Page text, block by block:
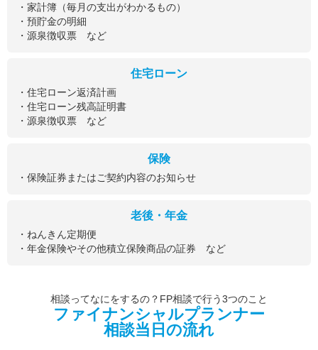
・家計簿（毎月の支出がわかるもの）
・預貯金の明細
・源泉徴収票 など
住宅ローン
・住宅ローン返済計画
・住宅ローン残高証明書
・源泉徴収票 など
保険
・保険証券またはご契約内容のお知らせ
老後・年金
・ねんきん定期便
・年金保険やその他積立保険商品の証券 など
相談ってなにをするの？FP相談で行う3つのこと
ファイナンシャルプランナー
相談当日の流れ